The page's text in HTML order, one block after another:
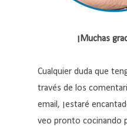
¡Muchas
Cualquier duda que
través de los
email, ¡estaré
veo pronto cocinando